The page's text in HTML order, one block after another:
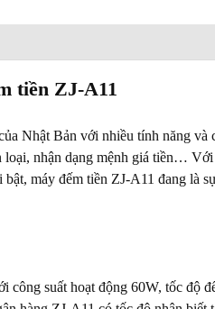
tiền ZJ-A11
Nhật Bản với nhiều tính năng và
loại, nhận dạng mệnh giá tiền…
máy đếm tiền ZJ-A11 đang là
suất hoạt động 60W, tốc độ